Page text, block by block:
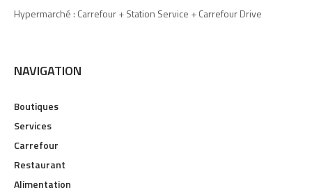
Hypermarché : Carrefour + Station Service + Carrefour Drive
NAVIGATION
Boutiques
Services
Carrefour
Restaurant
Alimentation